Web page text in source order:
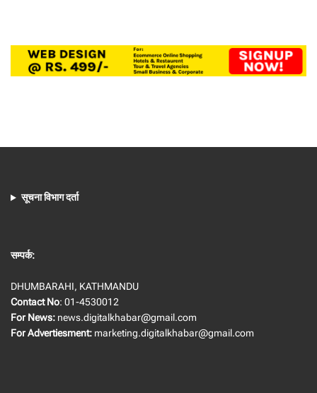
सूचना विभाग दर्ता
सम्पर्क:
DHUMBARAHI, KATHMANDU
Contact No: 01-4530012
For News: news.digitalkhabar@gmail.com
For Advertiesment: marketing.digitalkhabar@gmail.com